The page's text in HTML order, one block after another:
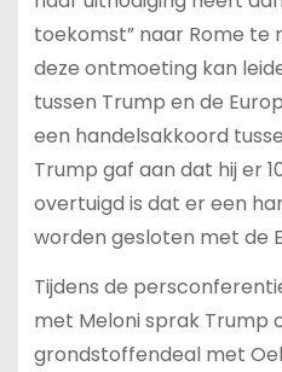
toekomst” naar Rome te
deze ontmoeting kan
tussen Trump en de
een handelsakkoord
Trump gaf aan dat hij er
overtuigd is dat er een
worden gesloten met de
Tijdens de
met Meloni sprak Trump
grondstoffendeal met